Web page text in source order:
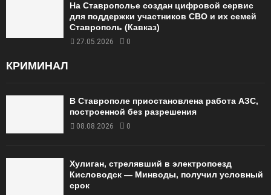
На Ставрополье создан цифровой сервис
для поддержки участников СВО и их семей
Ставрополь (Кавказ)
27.05.2026 0
КРИМИНАЛ
В Ставрополе приостановлена работа АЗС,
построенной без разрешения
08.08.2026 0
Хулиган, стрелявший в электропоезд
Кисловодск — Минводы, получил условный
срок